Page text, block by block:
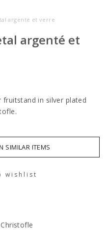
argenté et verre
argenté et
fruitstand in silver plated
SIMILAR ITEMS
wishlist